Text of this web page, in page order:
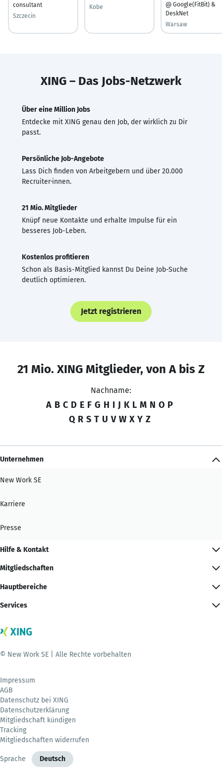
consultant
Szczecin
Kobe
@ Google(FitBit) &
DeskNet
Warsaw
XING – Das Jobs-Netzwerk
Über eine Million Jobs
Entdecke mit XING genau den Job, der wirklich zu Dir
passt.
Persönliche Job-Angebote
Lass Dich finden von Arbeitgebern und über 20.000
Recruiter·innen.
21 Mio. Mitglieder
Knüpf neue Kontakte und erhalte Impulse für ein
besseres Job-Leben.
Kostenlos profitieren
Schon als Basis-Mitglied kannst Du Deine Job-Suche
deutlich optimieren.
Jetzt registrieren
21 Mio. XING Mitglieder, von A bis Z
Nachname:
A B C D E F G H I J K L M N O P
Q R S T U V W X Y Z
Unternehmen
New Work SE
Karriere
Presse
Hilfe & Kontakt
Mitgliedschaften
Hauptbereiche
Services
© New Work SE | Alle Rechte vorbehalten
Impressum
AGB
Datenschutz bei XING
Datenschutzerklärung
Mitgliedschaft kündigen
Tracking
Mitgliedschaften widerrufen
Sprache Deutsch